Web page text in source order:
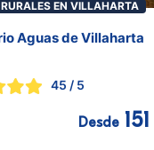
EN VILLAHARTA
Aguas de Villaharta
45 / 5
Desde